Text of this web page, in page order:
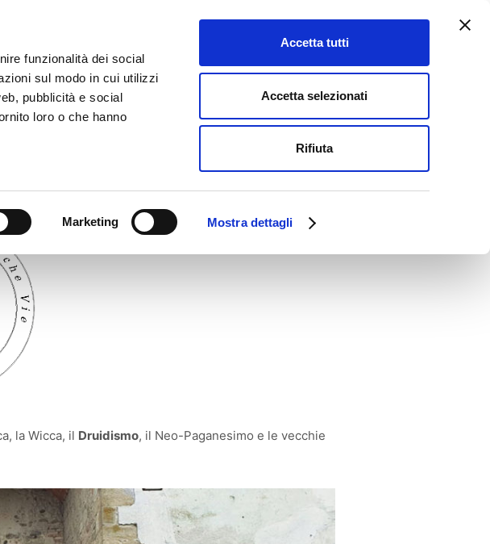
funzionalità dei social
sul modo in cui utilizzi
pubblicità e social
loro o che hanno
Marketing Mostra dettagli
Accetta tutti
Accetta selezionati
Rifiuta
Maggiori informazioni
la Wicca, il Druidismo, il Neo-Paganesimo e le vecchie